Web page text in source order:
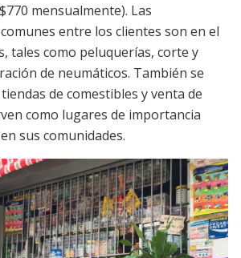
mensualmente). Las
entre los clientes son en el
tales como peluquerías, corte y
de neumáticos. También se
de comestibles y venta de
como lugares de importancia
sus comunidades.